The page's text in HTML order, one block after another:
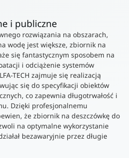
i publiczne
rozwiązania na obszarach,
wodę jest większe, zbiornik na
się fantastycznym sposobem na
i odciążenie systemów
TECH zajmuje się realizacją
się do specyfikacji obiektów
co zapewnia długotrwałość i
Dzięki profesjonalnemu
że zbiornik na deszczówkę do
na optymalne wykorzystanie
bezawaryjnie przez długie